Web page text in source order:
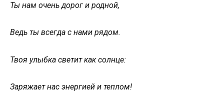
Ты нам очень дорог и родной,
Ведь ты всегда с нами рядом.
Твоя улыбка светит как солнце:
Заряжает нас энергией и теплом!